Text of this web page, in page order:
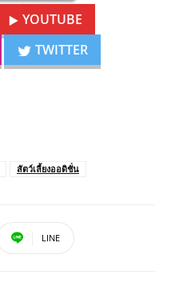
YOUTUBE
TWITTER
สัตว์เลี้ยงออดิชั่น
LINE